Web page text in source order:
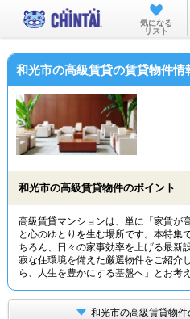
お部屋
沿
物
気になる
リスト
和光市の高級賃貸の賃貸物件情
和光市の高級賃貸物件のポイント
高級賃貸マンションは、単に「家賃が
と心のゆとりを生む場所です。本特集
ちろん、日々の家事効率を上げる最新
寂な住環境を備えた厳選物件をご紹介
ら、人生を豊かにする基盤へ」とお考
和光市の高級賃貸物